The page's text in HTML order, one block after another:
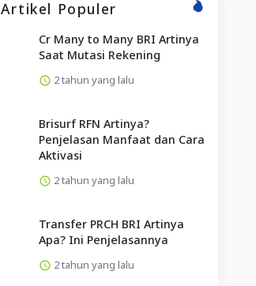
Artikel Populer
Cr Many to Many BRI Artinya
Saat Mutasi Rekening
2 tahun yang lalu
Brisurf RFN Artinya?
Penjelasan Manfaat dan Cara
Aktivasi
2 tahun yang lalu
Transfer PRCH BRI Artinya
Apa? Ini Penjelasannya
2 tahun yang lalu